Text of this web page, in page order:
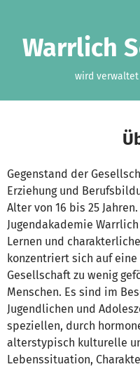
Warrlich
wird
Gegenstand der
Erziehung und
Alter von 16 bis 25
Jugendakademie
Lernen und
konzentriert sich auf
Gesellschaft zu wenig
Menschen. Es sind im
Jugendlichen und
speziellen, durch
alterstypisch kulturelle
Lebenssituation,